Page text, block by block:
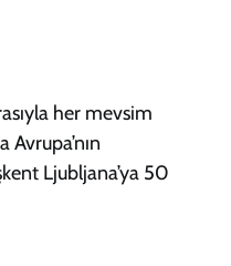
her mevsim
Ljubljana’ya 50